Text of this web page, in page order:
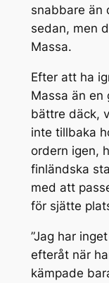
snabbare än
sedan, men
Massa.
Efter att ha
Massa än en
bättre däck,
inte tillbaka
ordern igen,
finländska
med att
för sjätte
”Jag har
efteråt när
kämpade